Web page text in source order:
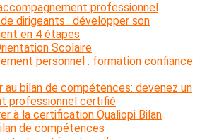
professionnel
dirigeants : développer son
en 4 étapes
Scolaire
personnel : formation confiance
au bilan de compétences: devenez un
professionnel certifié
à la certification Qualiopi Bilan
de compétences